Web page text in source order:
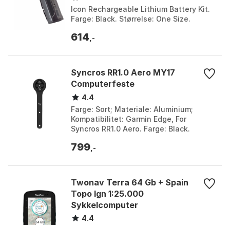
Icon Rechargeable Lithium Battery Kit.
Farge: Black. Størrelse: One Size.
614 ,-
Syncros RR1.0 Aero MY17
Computerfeste
4.4
Farge: Sort; Materiale: Aluminium;
Kompatibilitet: Garmin Edge, For
Syncros RR1.0 Aero. Farge: Black.
799 ,-
Twonav Terra 64 Gb + Spain
Topo Ign 1:25.000
Sykkelcomputer
4.4